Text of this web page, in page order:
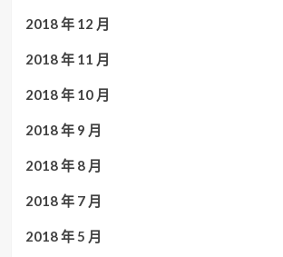
2018 年 12 月
2018 年 11 月
2018 年 10 月
2018 年 9 月
2018 年 8 月
2018 年 7 月
2018 年 5 月